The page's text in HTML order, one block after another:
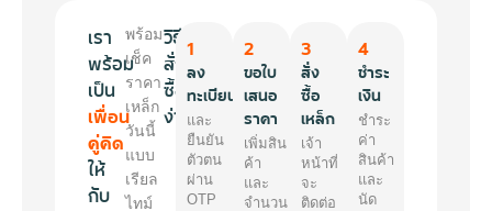
เรา
พร้อม
เป็น
เพื่อน
คู่คิด
ให้
กับ
พร้อม
เช็ค
ราคา
เหล็ก
วันนี้
แบบ
เรียล
ไทม์
วิธี
สั่ง
ซื้อ
ง่ายๆ
1
ลง
ทะเบียน
และ
ยืนยัน
ตัวตน
ผ่าน
OTP
2
ขอใบ
เสนอ
ราคา
เพิ่มสิน
ค้า
และ
จำนวน
3
สั่ง
ซื้อ
เหล็ก
เจ้า
หน้าที่
จะ
ติดต่อ
4
ชำระ
เงิน
ชำระ
ค่า
สินค้า
และ
นัด